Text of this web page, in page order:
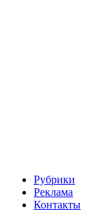
Рубрики
Реклама
Контакты